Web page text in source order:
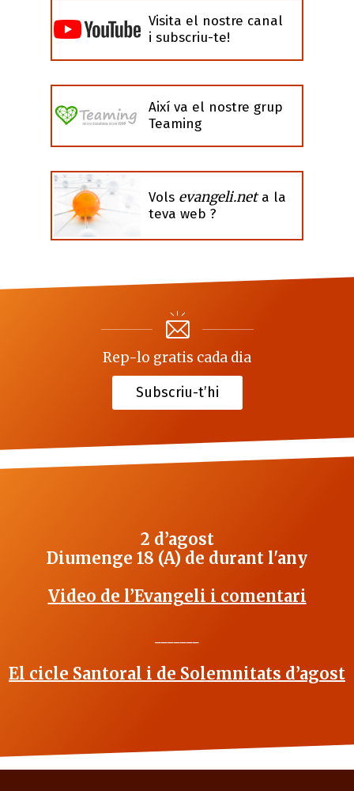
Visita el nostre canal
i subscriu-te!
Així va el nostre grup
Teaming
Vols evangeli.neta la
teva web ?
Rep-lo gratis cada dia
Subscriu-t’hi
2 d’agost
Diumenge 18 (A) de durant l'any
Video de l’Evangeli i comentari
El cicle Santoral i de Solemnitats d’agost